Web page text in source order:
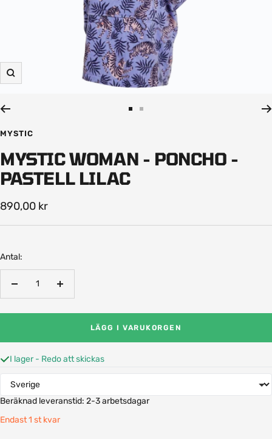
Zooma
1
2
MYSTIC
MYSTIC WOMAN - PONCHO -
PASTELL LILAC
Rea-
pris
890,00 kr
Antal:
Öka
LÄGG I VARUKORGEN
I lager - Redo att skickas
Beräknad leveranstid: 2-3 arbetsdagar
Endast 1 st kvar